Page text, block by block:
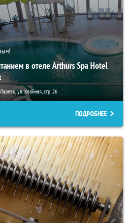
в отеле Arthurs Spa Hotel
ул. Хвойная, стр. 26
ПОДРОБНЕЕ